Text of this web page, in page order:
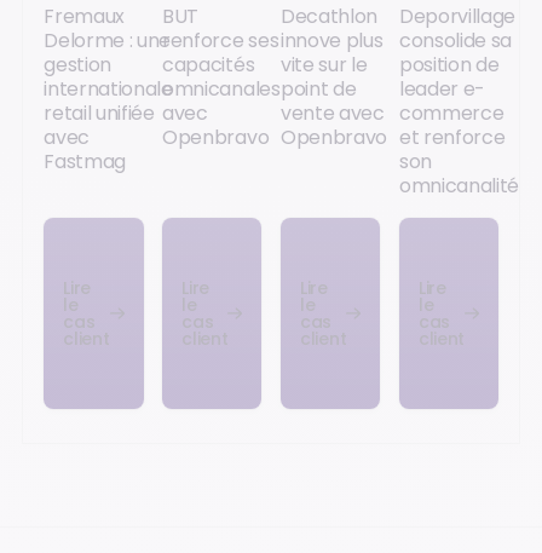
Fremaux
Delorme : une
gestion
internationale
retail unifiée
avec
Fastmag
Lire
le
cas
client
BUT
renforce ses
capacités
omnicanales
avec
Openbravo
Lire
le
cas
client
Decathlon
innove plus
vite sur le
point de
vente avec
Openbravo
Lire
le
cas
client
Deporvillage
consolide sa
position de
leader e-
commerce
et renforce
son
omnicanalité
Lire
le
cas
client